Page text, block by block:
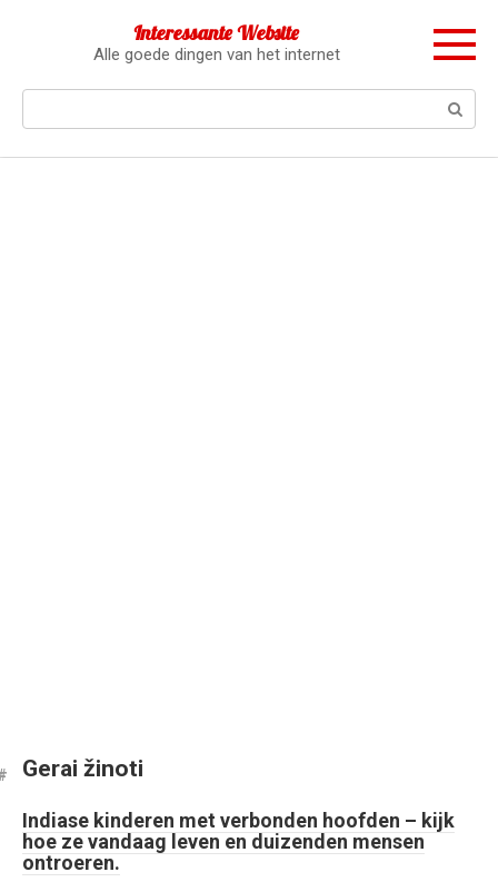
Interessante Website
Alle goede dingen van het internet
Gerai žinoti
Indiase kinderen met verbonden hoofden – kijk
hoe ze vandaag leven en duizenden mensen
ontroeren.